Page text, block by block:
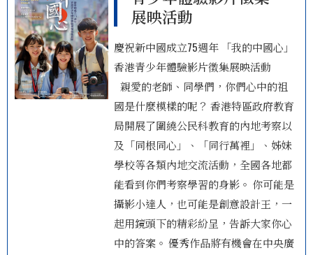
展映活動
慶祝新中國成立75週年 「我的中國心」
香港青少年體驗影片徵集展映活動
親愛的老師、同學們，你們心中的祖
國是什麼模樣的呢？ 香港特區政府教育
局開展了圍繞公民科教育的內地考察以
及「同根同心」、「同行萬裡」、姊妹
學校等各類內地交流活動，全國各地都
能看到你們考察學習的身影。 你可能是
攝影小達人，也可能是創意設計王，一
起用鏡頭下的精彩紛呈，告訴大家你心
中的答案。 優秀作品將有機會在中央廣